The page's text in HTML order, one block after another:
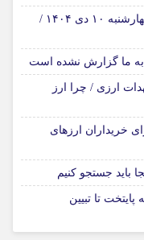
فوری؛ اعلام تعطیلی سراسری فردا چهارشنبه ۱۰ دی ۱۴۰۴ /
به ما گزارش نشده است
ارزی / چرا ارز
خریداران ارزهای
باید جستجو کنیم
افطاری در ۱۰۰۰ نقطه پایتخت تا تبیین